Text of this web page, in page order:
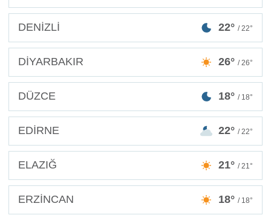
DENİZLİ 22° / 22°
DİYARBAKIR 26° / 26°
DÜZCE 18° / 18°
EDİRNE 22° / 22°
ELAZIĞ 21° / 21°
ERZİNCAN 18° / 18°